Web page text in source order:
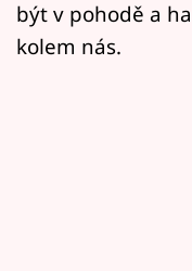
Sledujte nás
být v pohodě a
kolem nás.